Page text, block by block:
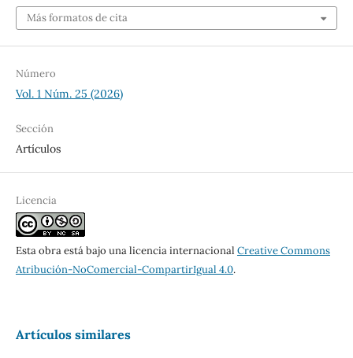
Más formatos de cita
Número
Vol. 1 Núm. 25 (2026)
Sección
Artículos
Licencia
Esta obra está bajo una licencia internacional Creative Commons
Atribución-NoComercial-CompartirIgual 4.0.
Artículos similares